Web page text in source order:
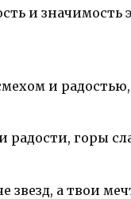
и значимость
и радостью,
горы
звезд, а твои